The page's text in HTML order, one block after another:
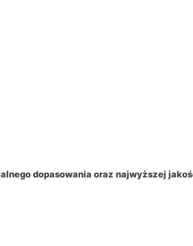
dopasowania oraz najwyższej